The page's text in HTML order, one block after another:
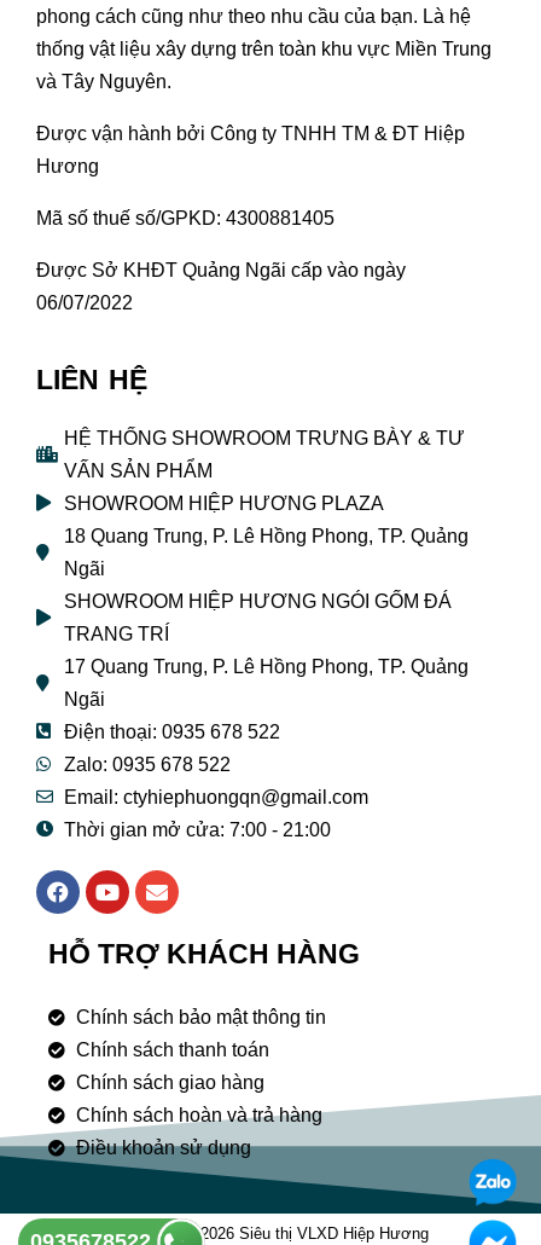
phong cách cũng như theo nhu cầu của bạn. Là hệ
thống vật liệu xây dựng trên toàn khu vực Miền Trung
và Tây Nguyên.
Được vận hành bởi Công ty TNHH TM & ĐT Hiệp
Hương
Mã số thuế số/GPKD: 4300881405
Được Sở KHĐT Quảng Ngãi cấp vào ngày
06/07/2022
LIÊN HỆ
HỆ THỐNG SHOWROOM TRƯNG BÀY & TƯ
VẤN SẢN PHẨM
SHOWROOM HIỆP HƯƠNG PLAZA
18 Quang Trung, P. Lê Hồng Phong, TP. Quảng
Ngãi
SHOWROOM HIỆP HƯƠNG NGÓI GỐM ĐÁ
TRANG TRÍ
17 Quang Trung, P. Lê Hồng Phong, TP. Quảng
Ngãi
Điện thoại: 0935 678 522
Zalo: 0935 678 522
Email: ctyhiephuongqn@gmail.com
Thời gian mở cửa: 7:00 - 21:00
F
a
e
b
o
k
Y
o
t
u
e
E
n
e
l
p
e
HỖ TRỢ KHÁCH HÀNG
Chính sách bảo mật thông tin
Chính sách thanh toán
Chính sách giao hàng
Chính sách hoàn và trả hàng
Điều khoản sử dụng
Copyright © 2026 Siêu thị VLXD Hiệp Hương